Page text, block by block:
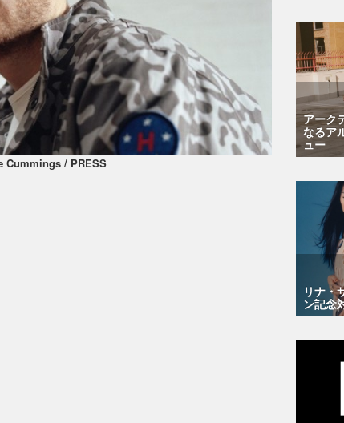
Cummings / PRESS
アーク
なるア
ュー
リナ・
ン記念